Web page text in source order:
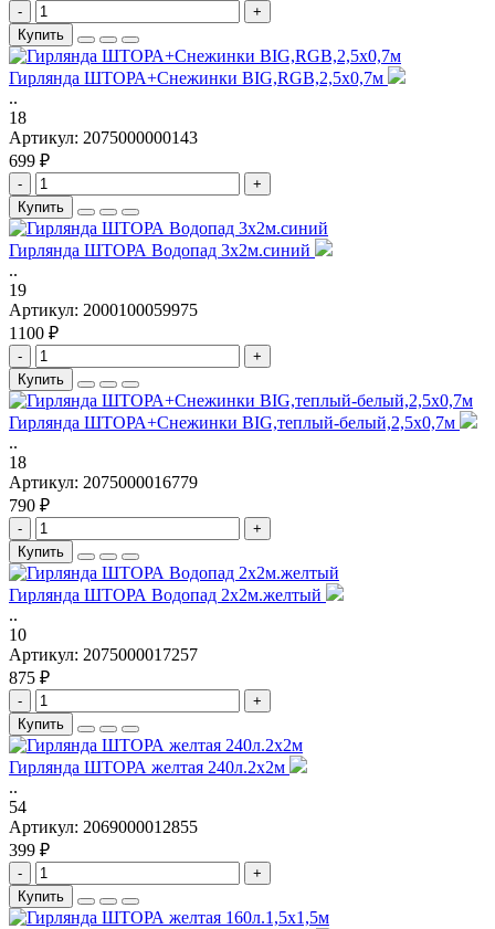
-
+
Купить
Гирлянда ШТОРА+Снежинки BIG,RGB,2,5х0,7м
..
18
Артикул: 2075000000143
699 ₽
-
+
Купить
Гирлянда ШТОРА Водопад 3х2м.синий
..
19
Артикул: 2000100059975
1100 ₽
-
+
Купить
Гирлянда ШТОРА+Снежинки BIG,теплый-белый,2,5х0,7м
..
18
Артикул: 2075000016779
790 ₽
-
+
Купить
Гирлянда ШТОРА Водопад 2х2м.желтый
..
10
Артикул: 2075000017257
875 ₽
-
+
Купить
Гирлянда ШТОРА желтая 240л.2х2м
..
54
Артикул: 2069000012855
399 ₽
-
+
Купить